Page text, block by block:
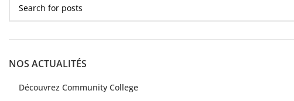
NOS ACTUALITÉS
Découvrez Community College